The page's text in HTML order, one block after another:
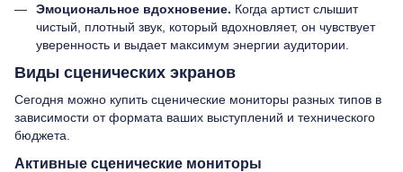
Эмоциональное вдохновение. Когда артист слышит
чистый, плотный звук, который вдохновляет, он чувствует
уверенность и выдает максимум энергии аудитории.
Виды сценических экранов
Сегодня можно купить сценические мониторы разных типов в
зависимости от формата ваших выступлений и технического
бюджета.
Активные сценические мониторы